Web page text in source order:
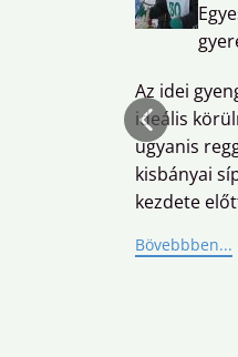
Az idei
ideális
ugyanis
kisbányai
kezdete
Bövebbben...